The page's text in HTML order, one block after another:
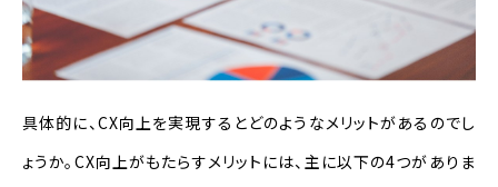
具体的に、CX向上を実現するとどのようなメリットがあるのでし
ょうか。CX向上がもたらすメリットには、主に以下の4つがありま